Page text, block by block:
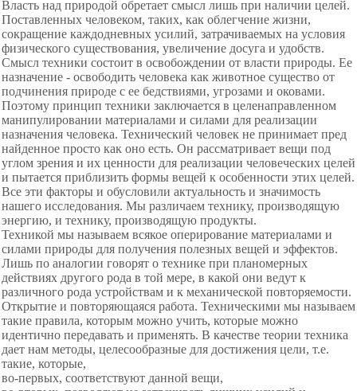
Власть над природой обретает смысл лишь при наличии целей.
Поставленных человеком, таких, как облегчение жизни,
сокращение каждодневных усилий, затрачиваемых на условия
физического существования, увеличение досуга и удобств.
Смысл техники состоит в освобождении от власти природы. Ее
назначение - освободить человека как животное существо от
подчинения природе с ее бедствиями, угрозами и оковами.
Поэтому принцип техники заключается в целенаправленном
манипулировании материалами и силами для реализации
назначения человека. Технический человек не принимает пред
найденное просто как оно есть. Он рассматривает вещи под
углом зрения и их ценности для реализации человеческих целей
и пытается приблизить формы вещей к особенности этих целей.
Все эти факторы и обусловили актуальность и значимость
нашего исследования. Мы различаем технику, производящую
энергию, и технику, производящую продукты.
Техникой мы называем всякое оперирование материалами и
силами природы для получения полезных вещей и эффектов.
Лишь по аналогии говорят о технике при планомерных
действиях другого рода в той мере, в какой они ведут к
различного рода устройствам и к механической повторяемости.
Открытие и повторяющаяся работа. Техническими мы называем
такие правила, которым можно учить, которые можно
идентично передавать и применять. В качестве теории техника
дает нам методы, целесообразные для достижения цели, т.е.
такие, которые,
во-первых, соответствуют данной вещи,